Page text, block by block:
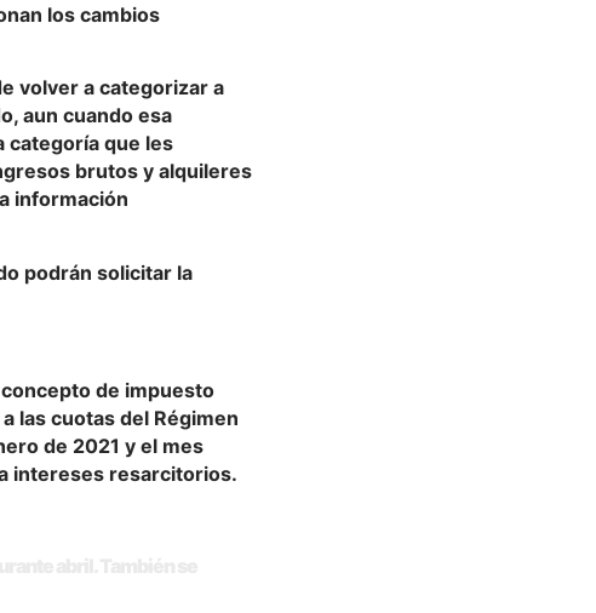
los cambios
volver a categorizar a
aun cuando esa
categoría que les
brutos y alquileres
información
podrán solicitar la
de impuesto
las cuotas del Régimen
de 2021 y el mes
intereses resarcitorios.